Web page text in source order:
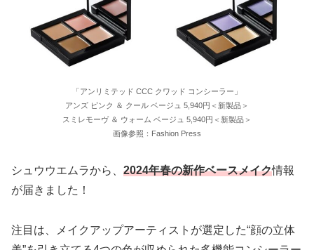
「アンリミテッド CCC クワッド コンシーラー」
アンズ ピンク ＆ クール ベージュ 5,940円＜新製品＞
スミレモーヴ ＆ ウォーム ベージュ 5,940円＜新製品＞
画像参照：Fashion Press
シュウウエムラから、 2024年春の新作ベースメイク情報
が届きました！
注目は、メイクアップアーティストが選定した“顔の立体